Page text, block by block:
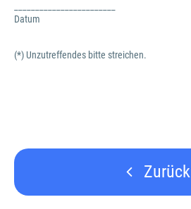
Datum
(*) Unzutreffendes bitte streichen.
Zurück